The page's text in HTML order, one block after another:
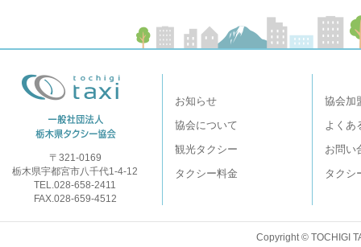
〒321-0169
栃木県宇都宮市八千代1-4-12
TEL.028-658-2411
FAX.028-659-4512
お知らせ
協会について
観光タクシー
タクシー料金
協会加
よくあ
お問い
タクシ
Copyright © TOCHIGI